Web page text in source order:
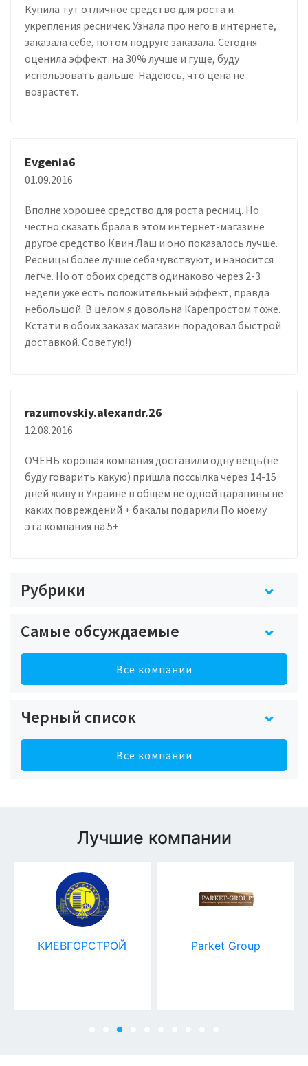
Купила тут отличное средство для роста и
укрепления ресничек. Узнала про него в интернете,
заказала себе, потом подруге заказала. Сегодня
оценила эффект: на 30% лучше и гуще, буду
использовать дальше. Надеюсь, что цена не
возрастет.
Evgenia6
01.09.2016
Вполне хорошее средство для роста ресниц. Но
честно сказать брала в этом интернет-магазине
другое средство Квин Лаш и оно показалось лучше.
Ресницы более лучше себя чувствуют, и наносится
легче. Но от обоих средств одинаково через 2-3
недели уже есть положительный эффект, правда
небольшой. В целом я довольна Карепростом тоже.
Кстати в обоих заказах магазин порадовал быстрой
доставкой. Советую!)
razumovskiy.alexandr.26
12.08.2016
ОЧЕНЬ хорошая компания доставили одну вещь(не
буду говарить какую) пришла поссылка через 14-15
дней живу в Украине в общем не одной царапины не
каких повреждений + бакалы подарили По моему
эта компания на 5+
Рубрики
Самые обсуждаемые
Все компании
Черный список
Все компании
Лучшие компании
КИЕВГОРСТРОЙ Parket Group